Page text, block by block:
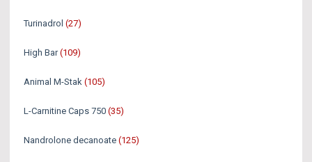
Turinadrol (27)
High Bar (109)
Animal M-Stak (105)
L-Carnitine Caps 750 (35)
Nandrolone decanoate (125)